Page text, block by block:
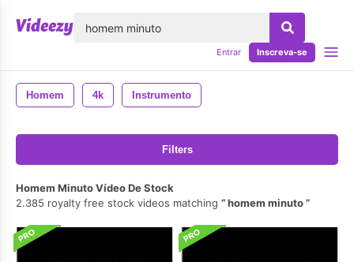
Entrar Inscreva-se
Homem 4k Instrumento
Filters
Homem Minuto Vídeo De Stock
2.385 royalty free stock videos matching
homem minuto